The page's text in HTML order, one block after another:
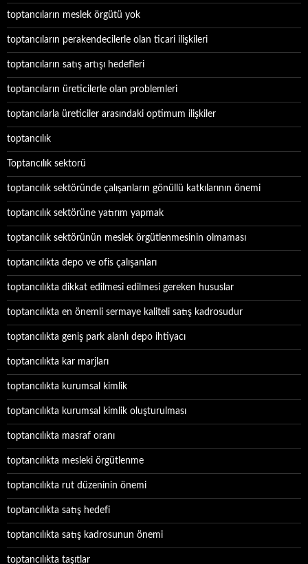
toptancıların meslek örgütü yok
toptancıların perakendecilerle olan ticari ilişkileri
toptancıların satış artışı hedefleri
toptancıların üreticilerle olan problemleri
toptancılarla üreticiler arasındaki optimum ilişkiler
toptancılık
Toptancılık sektorü
toptancılık sektöründe çalışanların gönüllü katkılarının önemi
toptancılık sektörüne yatırım yapmak
toptancılık sektörünün meslek örgütlenmesinin olmaması
toptancılıkta depo ve ofis çalışanları
toptancılıkta dikkat edilmesi edilmesi gereken hususlar
toptancılıkta en önemli sermaye kaliteli satış kadrosudur
toptancılıkta geniş park alanlı depo ihtiyacı
toptancılıkta kar marjları
toptancılıkta kurumsal kimlik
toptancılıkta kurumsal kimlik oluşturulması
toptancılıkta masraf oranı
toptancılıkta mesleki örgütlenme
toptancılıkta rut düzeninin önemi
toptancılıkta satış hedefi
toptancılıkta satış kadrosunun önemi
toptancılıkta taşıtlar